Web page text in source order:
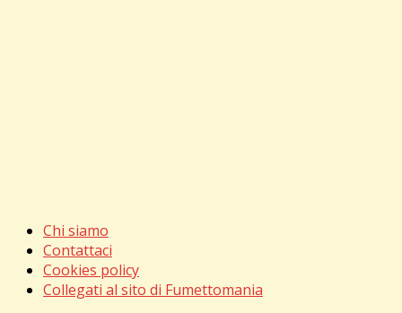
Chi siamo
Contattaci
Cookies policy
Collegati al sito di Fumettomania